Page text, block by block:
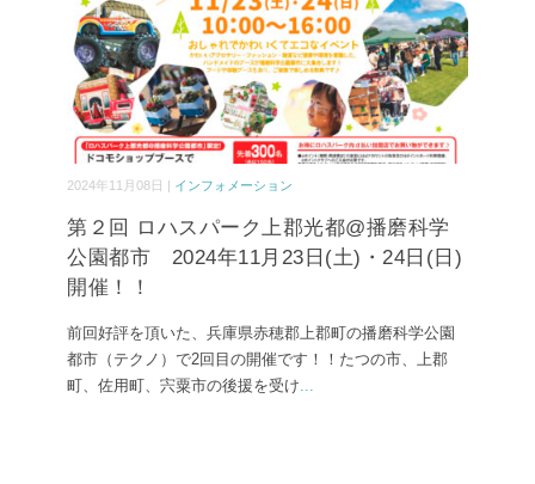
2024年11月08日 | インフォメーション
第２回 ロハスパーク上郡光都@播磨科学
公園都市 2024年11月23日(土)・24日(日)
開催！！
前回好評を頂いた、兵庫県赤穂郡上郡町の播磨科学公園
都市（テクノ）で2回目の開催です！！たつの市、上郡
町、佐用町、宍粟市の後援を受け...